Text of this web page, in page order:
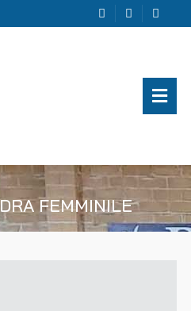
FEMMINILE